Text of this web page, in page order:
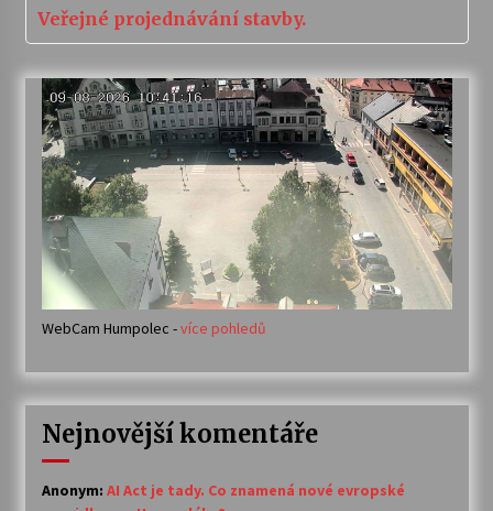
Veřejné projednávání stavby.
WebCam Humpolec -více pohledů
Nejnovější komentáře
Anonym: AI Act je tady. Co znamená nové evropské